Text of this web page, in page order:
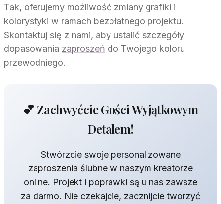
Tak, oferujemy możliwość zmiany grafiki i
kolorystyki w ramach bezpłatnego projektu.
Skontaktuj się z nami, aby ustalić szczegóły
dopasowania zaproszeń do Twojego koloru
przewodniego.
💕 Zachwyćcie Gości Wyjątkowym
Detalem!
Stwórzcie swoje personalizowane
zaproszenia ślubne w naszym kreatorze
online. Projekt i poprawki są u nas zawsze
za darmo. Nie czekajcie, zacznijcie tworzyć